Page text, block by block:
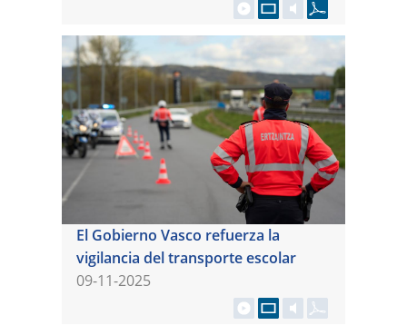
El Gobierno Vasco refuerza la
vigilancia del transporte escolar
09-11-2025